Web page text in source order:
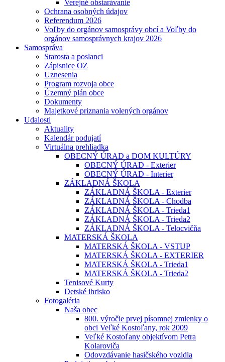
Verejné obstarávanie
Ochrana osobných údajov
Referendum 2026
Voľby do orgánov samosprávy obcí a Voľby do
orgánov samosprávnych krajov 2026
Samospráva
Starosta a poslanci
Zápisnice OZ
Uznesenia
Program rozvoja obce
Územný plán obce
Dokumenty
Majetkové priznania volených orgánov
Udalosti
Aktuality
Kalendár podujatí
Virtuálna prehliadka
OBECNÝ ÚRAD a DOM KULTÚRY
OBECNÝ ÚRAD - Exterier
OBECNÝ ÚRAD - Interier
ZÁKLADNÁ ŠKOLA
ZÁKLADNÁ ŠKOLA - Exterier
ZÁKLADNÁ ŠKOLA - Chodba
ZÁKLADNÁ ŠKOLA - Trieda1
ZÁKLADNÁ ŠKOLA - Trieda2
ZÁKLADNÁ ŠKOLA - Telocvičňa
MATERSKÁ ŠKOLA
MATERSKÁ ŠKOLA - VSTUP
MATERSKÁ ŠKOLA - EXTERIER
MATERSKÁ ŠKOLA - Trieda1
MATERSKÁ ŠKOLA - Trieda2
Tenisové Kurty
Detské ihrisko
Fotogaléria
Naša obec
800. výročie prvej písomnej zmienky o
obci Veľké Kostoľany, rok 2009
Veľké Kostoľany objektívom Petra
Kolaroviča
Odovzdávanie hasičského vozidla